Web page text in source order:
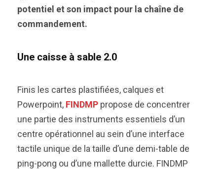
potentiel et son impact pour la chaîne de
commandement.
Une caisse à sable 2.0
Finis les cartes plastifiées, calques et
Powerpoint, FINDMP propose de concentrer
une partie des instruments essentiels d’un
centre opérationnel au sein d’une interface
tactile unique de la taille d’une demi-table de
ping-pong ou d’une mallette durcie. FINDMP